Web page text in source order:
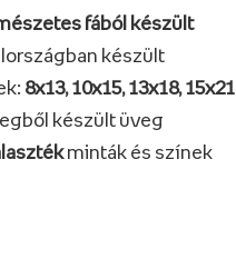
fából készült
készült
8x13, 10x15, 13x18, 15x21
készült üveg
minták és színek